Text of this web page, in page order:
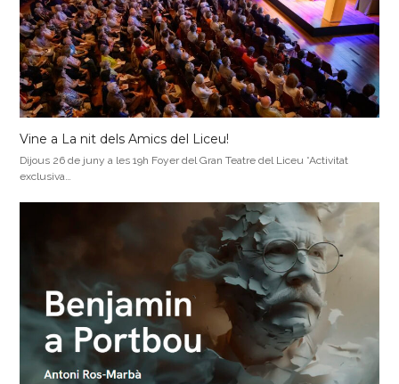
Vine a La nit dels Amics del Liceu!
Dijous 26 de juny a les 19h Foyer del Gran Teatre del Liceu *Activitat
exclusiva…